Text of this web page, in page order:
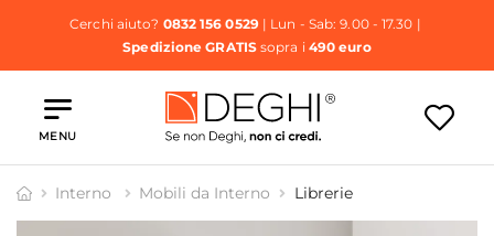
Cerchi aiuto? 0832 156 0529| Lun - Sab: 9.00 - 17.30 |
Spedizione GRATISsopra i 490 euro
MENU
Interno Mobili da Interno Librerie